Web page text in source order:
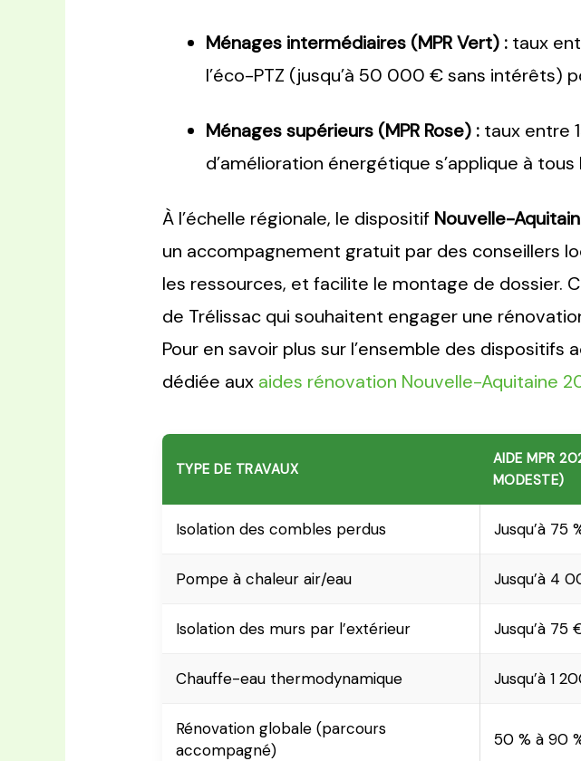
Ménages intermédiaires (MPR Vert) :taux
l’éco-PTZ (jusqu’à 50 000 € sans intérêts)
Ménages supérieurs (MPR Rose) :taux entre
d’amélioration énergétique s’applique à
À l’échelle régionale, le dispositif Nouvelle-
un accompagnement gratuit par des conseillers
les ressources, et facilite le montage de dossier.
de Trélissac qui souhaitent engager une
Pour en savoir plus sur l’ensemble des
dédiée aux aides rénovation Nouvelle-Aquitaine
TYPE DE TRAVAUX
AIDE MPR
MODESTE)
Isolation des combles perdus Jusqu’à 75
Pompe à chaleur air/eau Jusqu’à 4
Isolation des murs par l’extérieur Jusqu’à 75
Chauffe-eau thermodynamique Jusqu’à 1
Rénovation globale (parcours
accompagné)
50 % à 90